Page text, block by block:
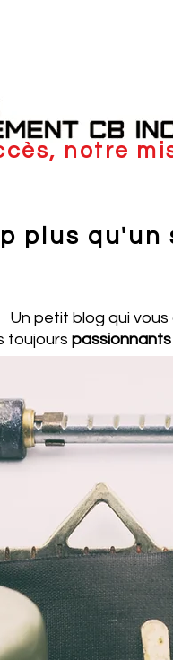
notre
plus
Un petit blog qui vous
toujours